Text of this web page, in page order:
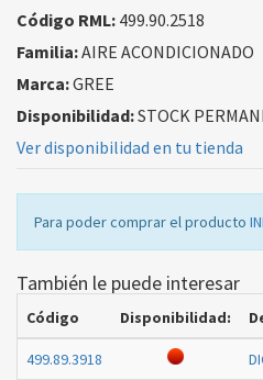
Código RML: 499.90.2518
Familia:AIRE ACONDICIONADO
Marca:GREE
Disponibilidad:STOCK
Ver disponibilidad en tu tienda
Para poder comprar el producto
También le puede interesar
Código Disponibilidad:
499.89.3918